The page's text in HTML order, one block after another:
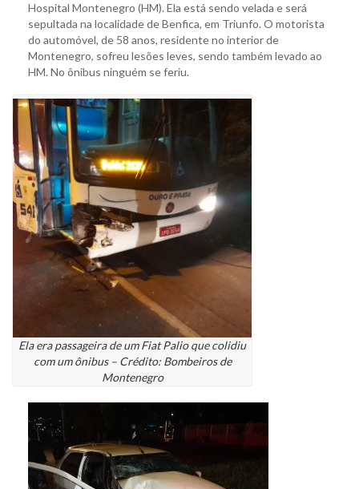
Hospital Montenegro (HM). Ela está sendo velada e será
sepultada na localidade de Benfica, em Triunfo. O motorista
do automóvel, de 58 anos, residente no interior de
Montenegro, sofreu lesões leves, sendo também levado ao
HM. No ônibus ninguém se feriu.
Ela era passageira de um Fiat Palio que colidiu
com um ônibus – Crédito: Bombeiros de
Montenegro